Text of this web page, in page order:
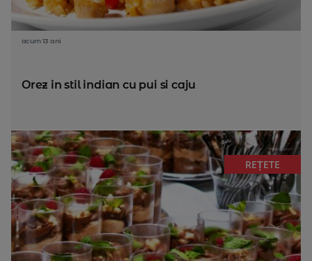
acum 13 ani
Orez in stil indian cu pui si caju
REȚETE